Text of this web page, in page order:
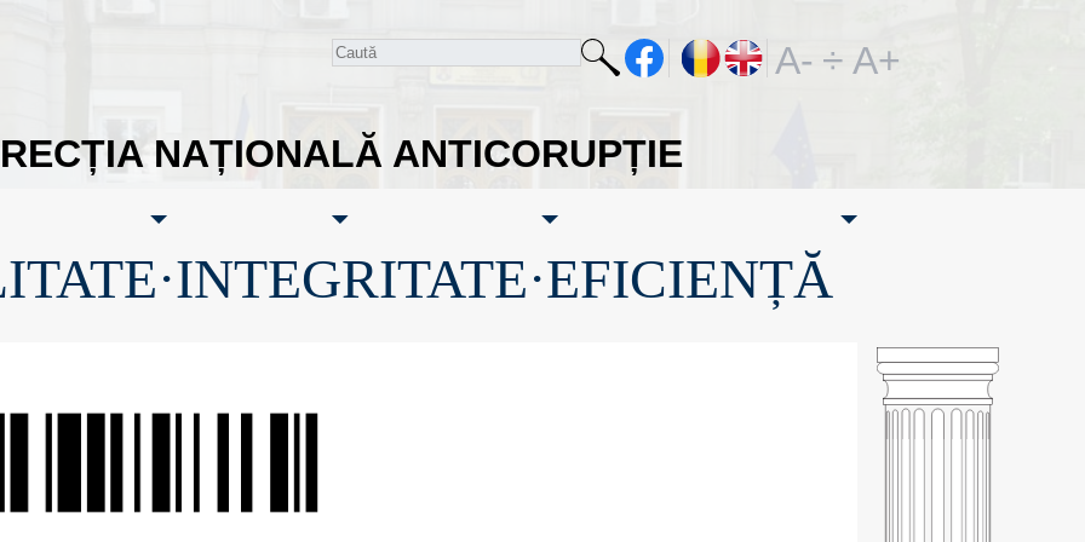
NAȚIONALĂ ANTICORUPȚIE
A- ÷ A+